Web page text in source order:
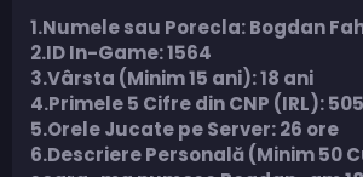
1.Numele sau Porecla: Bogdan
2.ID In-Game: 1564
3.Vârsta (Minim 15 ani): 18 ani
4.Primele 5 Cifre din CNP (IRL):
5.Orele Jucate pe Server: 26 ore
6.Descriere Personală (Minim 50